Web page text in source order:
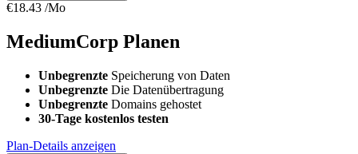
€18.43 /Mo
MediumCorp Planen
Unbegrenzte Speicherung von Daten
Unbegrenzte Die Datenübertragung
Unbegrenzte Domains gehostet
30-Tage kostenlos testen
Plan-Details anzeigen